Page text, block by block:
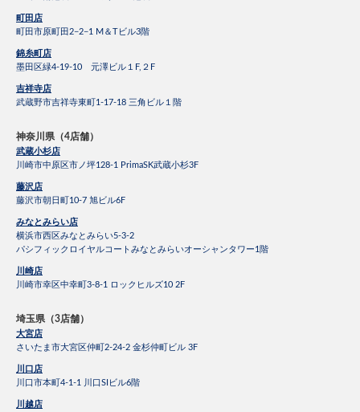
町田店
町田市原町田2−2−1 M＆Tビル3階
錦糸町店
墨田区緑4-19-10 元澤ビル１F,２F
吉祥寺店
武蔵野市吉祥寺東町1-17-18 三角ビル１階
神奈川県（4店舗）
武蔵小杉店
川崎市中原区市ノ坪128-1 PrimaSK武蔵小杉3F
藤沢店
藤沢市朝日町10-7 旭ビル6F
みなとみらい店
横浜市西区みなとみらい5-3-2
パシフィックロイヤルコートみなとみらいオーシャンタワー1階
川崎店
川崎市幸区中幸町3-8-1 ロックヒルズ10 2F
埼玉県（3店舗）
大宮店
さいたま市大宮区仲町2-24-2 金杉仲町ビル 3F
川口店
川口市本町4-1-1 川口SIビル6階
川越店